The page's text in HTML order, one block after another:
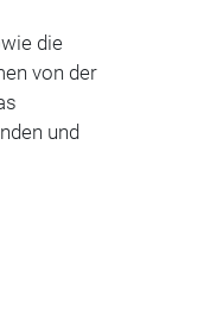
die
von der
und